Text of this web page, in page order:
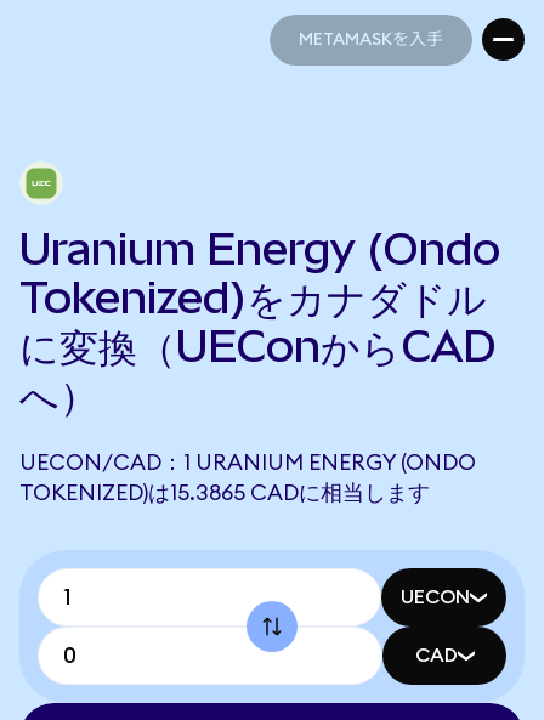
METAMASKを入手
Uranium Energy (Ondo
Tokenized)をカナダドル
に変換（UEConからCAD
へ）
UECON/CAD：1 URANIUM ENERGY (ONDO
TOKENIZED)は15.3865 CADに相当します
UECON
CAD